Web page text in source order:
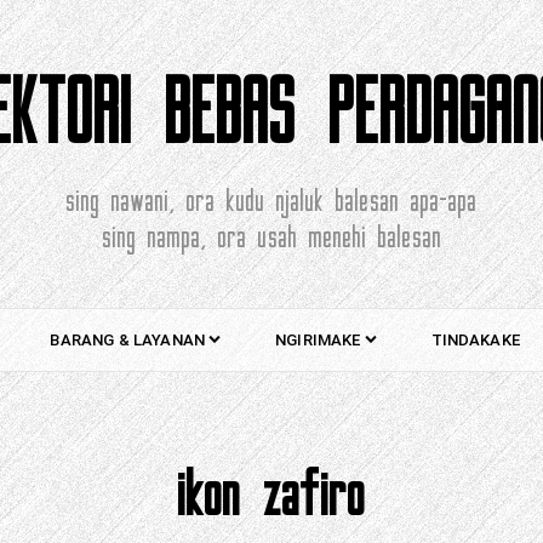
BEBAS
sing nawani, ora kudu njaluk balesan apa-apa
sing nampa, ora usah menehi balesan
BARANG & LAYANAN NGIRIMAKE TINDAKAKE
ikon zafiro